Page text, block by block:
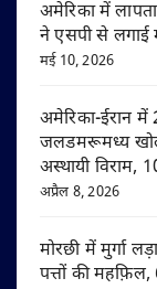
अमेरिका में
ने एसपी से लगाई
मई 10, 2026
अमेरिका-ईरान में
जलडमरूमध्य
अस्थायी विराम,
अप्रैल 8, 2026
मोरछी में मुर्गा
पत्तों की